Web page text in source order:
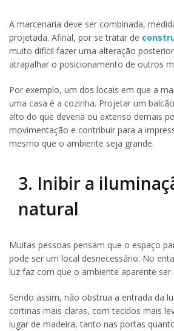
A marcenaria deve ser combinada,
projetada. Afinal, por se tratar de
muito difícil fazer uma alteração
atrapalhar o posicionamento de outros
Por exemplo, um dos locais em que a
uma casa é a cozinha. Projetar um
alto do que deveria ou extenso demais
movimentação e contribuir para a
mesmo que o ambiente seja grande.
3. Inibir a
natural
Muitas pessoas pensam que o espaço
pode ser um local desnecessário. No
luz faz com que o ambiente aparente ser
Sendo assim, não obstrua a entrada da
cortinas mais claras, com tecidos mais
lugar de madeira, tanto nas portas